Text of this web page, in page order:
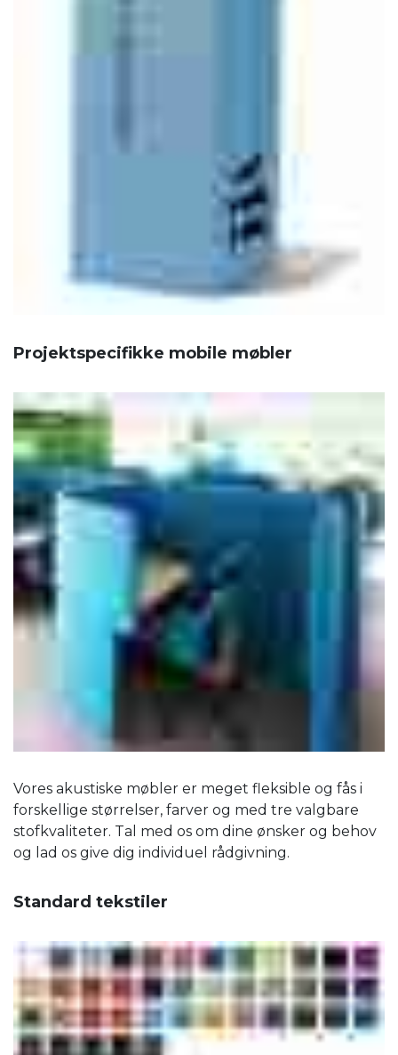
Projektspecifikke mobile møbler
Vores akustiske møbler er meget fleksible og fås i
forskellige størrelser, farver og med tre valgbare
stofkvaliteter. Tal med os om dine ønsker og behov
og lad os give dig individuel rådgivning.
Standard tekstiler